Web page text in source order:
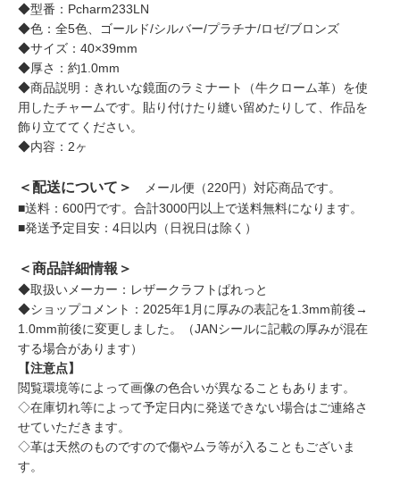
◆型番：Pcharm233LN
◆色：全5色、ゴールド/シルバー/プラチナ/ロゼ/ブロンズ
◆サイズ：40×39mm
◆厚さ：約1.0mm
◆商品説明：きれいな鏡面のラミナート（牛クローム革）を使
用したチャームです。貼り付けたり縫い留めたりして、作品を
飾り立ててください。
◆内容：2ヶ
＜配送について＞
メール便（220円）対応商品です。
■送料：600円です。合計3000円以上で送料無料になります。
■発送予定目安：4日以内（日祝日は除く）
＜商品詳細情報＞
◆取扱いメーカー：レザークラフトぱれっと
◆ショップコメント：2025年1月に厚みの表記を1.3mm前後→
1.0mm前後に変更しました。（JANシールに記載の厚みが混在
する場合があります）
【注意点】
閲覧環境等によって画像の色合いが異なることもあります。
◇在庫切れ等によって予定日内に発送できない場合はご連絡さ
せていただきます。
◇革は天然のものですので傷やムラ等が入ることもございま
す。